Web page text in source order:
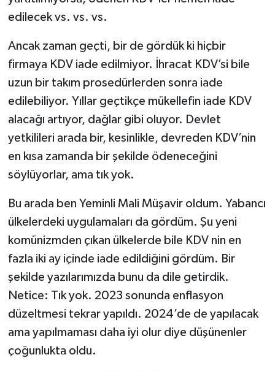
edilecek vs. vs. vs.
Ancak zaman geçti, bir de gördük ki hiçbir
firmaya KDV iade edilmiyor. İhracat KDV’si bile
uzun bir takım prosedürlerden sonra iade
edilebiliyor. Yıllar geçtikçe mükellefin iade KDV
alacağı artıyor, dağlar gibi oluyor. Devlet
yetkilileri arada bir, kesinlikle, devreden KDV’nin
en kısa zamanda bir şekilde ödeneceğini
söylüyorlar, ama tık yok.
Bu arada ben Yeminli Mali Müşavir oldum. Yabancı
ülkelerdeki uygulamaları da gördüm. Şu yeni
komünizmden çıkan ülkelerde bile KDV nin en
fazla iki ay içinde iade edildiğini gördüm. Bir
şekilde yazılarımızda bunu da dile getirdik.
Netice: Tık yok. 2023 sonunda enflasyon
düzeltmesi tekrar yapıldı. 2024’de de yapılacak
ama yapılmaması daha iyi olur diye düşünenler
çoğunlukta oldu.